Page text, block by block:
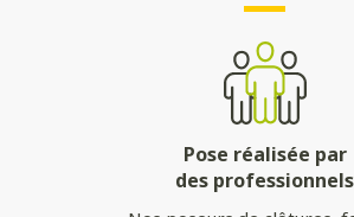
Pose réalisée par
des professionnels